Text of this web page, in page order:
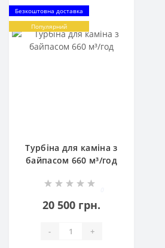
Безкоштовна доставка
Популярний
Турбіна для каміна з
байпасом 660 м³/год
20 500 грн.
- +